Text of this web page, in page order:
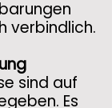
verbindlich.
sind auf
Es